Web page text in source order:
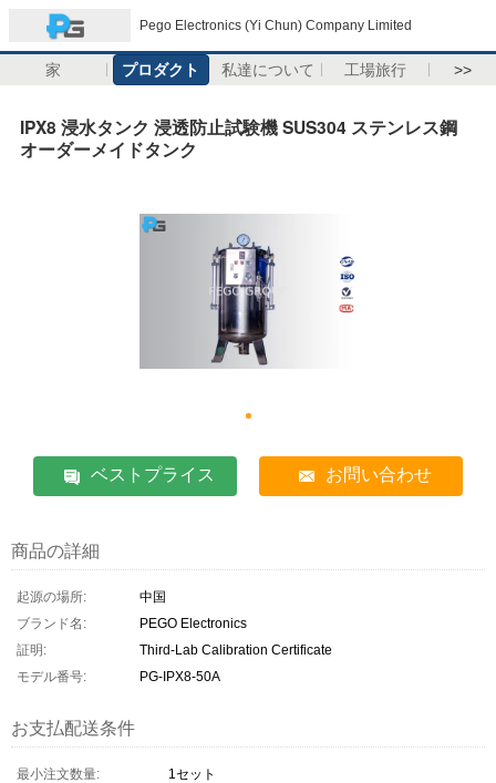
Pego Electronics (Yi Chun) Company Limited
家 プロダクト 私達について 工場旅行 >>
IPX8 浸水タンク 浸透防止試験機 SUS304 ステンレス鋼
オーダーメイドタンク
ベストプライス お問い合わせ
商品の詳細
起源の場所:
中国
ブランド名:
PEGO Electronics
証明:
Third-Lab Calibration Certificate
モデル番号:
PG-IPX8-50A
お支払配送条件
最小注文数量:
1セット